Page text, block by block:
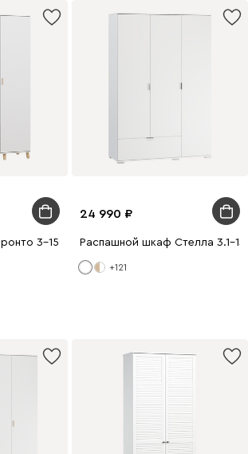
3-150x220 Белый с зеркалом
24 990
Распашной шкаф Стелла 3.1-
+121